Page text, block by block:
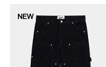
NEW